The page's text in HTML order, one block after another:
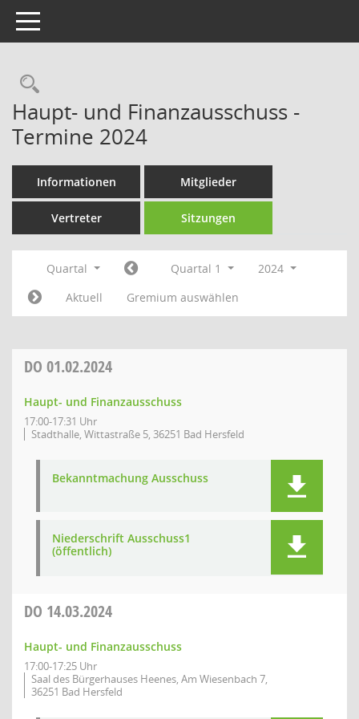
Toggle navigation
Rechercheauswahl
Haupt- und Finanzausschuss -
Termine 2024
Informationen Mitglieder
Vertreter Sitzungen
Quartal Quartal 1
2024
Aktuell
Gremium auswählen
DO 01.02.2024
Haupt- und Finanzausschuss
17:00-17:31 Uhr
Stadthalle, Wittastraße 5, 36251 Bad Hersfeld
Bekanntmachung Ausschuss
Niederschrift Ausschuss1
(öffentlich)
DO 14.03.2024
Haupt- und Finanzausschuss
17:00-17:25 Uhr
Saal des Bürgerhauses Heenes, Am Wiesenbach 7,
36251 Bad Hersfeld